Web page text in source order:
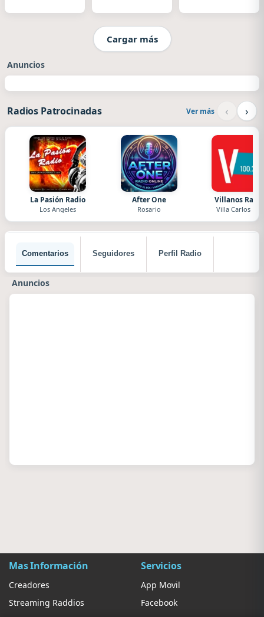
Cargar más
Anuncios
Radios Patrocinadas Ver más ‹ ›
La Pasión Radio
Los Angeles
After One
Rosario
Villanos
Villa Carlos Paz
Comentarios Seguidores Perfil Radio
Anuncios
Mas Información
Creadores
Streaming Raddios
Servicios
App Movil
Facebook